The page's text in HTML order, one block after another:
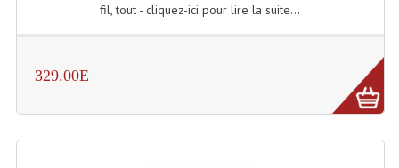
fil, tout - cliquez-ici pour lire la suite...
329.00E